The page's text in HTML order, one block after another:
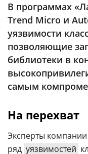
Аналитика
Конференции
Техника
ТВ
Об
Реклама
Max
Telegram
Дзен
В программах
Trend Micro и
уязвимости
позволяющие
библиотеки в
самым
На перехват
Эксперты
ряд уязвимостей